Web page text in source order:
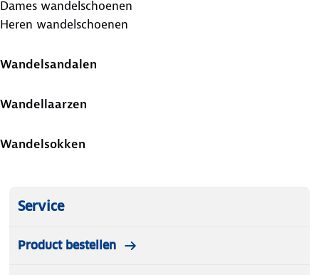
Dames wandelschoenen
Heren wandelschoenen
Wandelsandalen
Wandellaarzen
Wandelsokken
Service
Product bestellen